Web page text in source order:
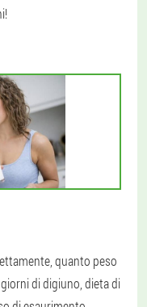
quanto peso
di digiuno, dieta di